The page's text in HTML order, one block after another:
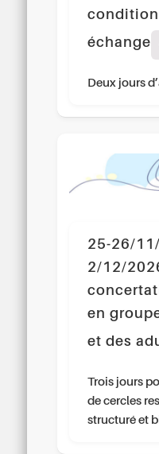
échange
Deux jours
25-26/
2/12/
en
et des
Trois jours
de cercles
structuré et